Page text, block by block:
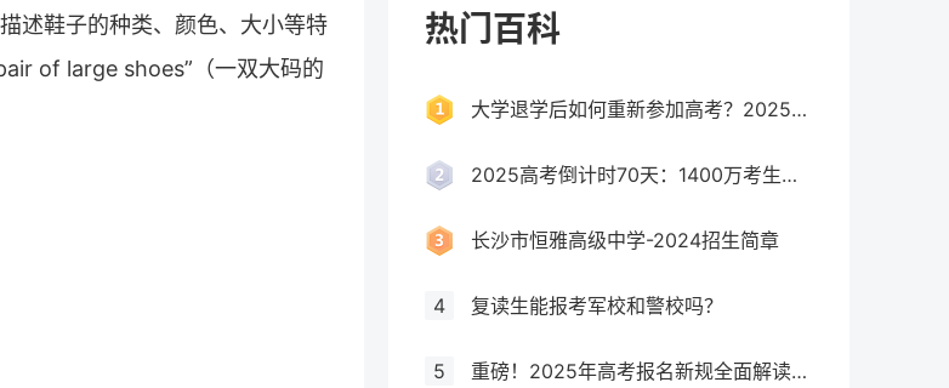
述鞋子的种类、颜色、大小等特
of large shoes”（一双大码的
热门百科
大学退学后如何重新参加高考？2025年最新政策全解析
2025高考倒计时70天：1400万考生创历史新高，复读生占比突破40%！
长沙市恒雅高级中学-2024招生简章
4 复读生能报考军校和警校吗？
5 重磅！2025年高考报名新规全面解读，这些考生将失去报考资格！